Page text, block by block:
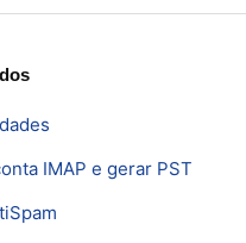
IMAP e gerar PST